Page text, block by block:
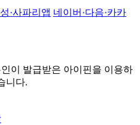
·사파리앱 네이버·다음·카카
이 발급받은 아이핀을 이용하
니다.